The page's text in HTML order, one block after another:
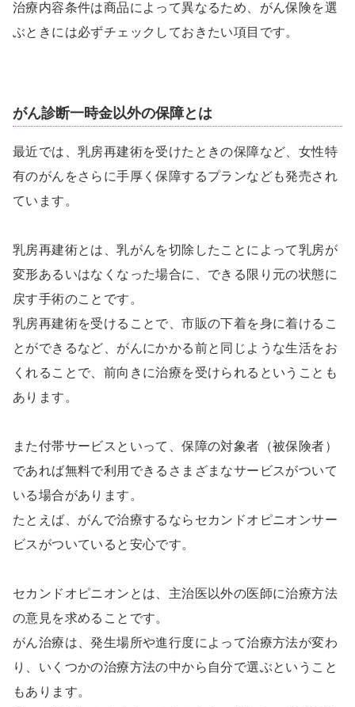
治療内容条件は商品によって異なるため、がん保険を選
ぶときには必ずチェックしておきたい項目です。
がん診断一時金以外の保障とは
最近では、乳房再建術を受けたときの保障など、女性特
有のがんをさらに手厚く保障するプランなども発売され
ています。
乳房再建術とは、乳がんを切除したことによって乳房が
変形あるいはなくなった場合に、できる限り元の状態に
戻す手術のことです。
乳房再建術を受けることで、市販の下着を身に着けるこ
とができるなど、がんにかかる前と同じような生活をお
くれることで、前向きに治療を受けられるということも
あります。
また付帯サービスといって、保障の対象者（被保険者）
であれば無料で利用できるさまざまなサービスがついて
いる場合があります。
たとえば、がんで治療するならセカンドオピニオンサー
ビスがついていると安心です。
セカンドオピニオンとは、主治医以外の医師に治療方法
の意見を求めることです。
がん治療は、発生場所や進行度によって治療方法が変わ
り、いくつかの治療方法の中から自分で選ぶということ
もあります。